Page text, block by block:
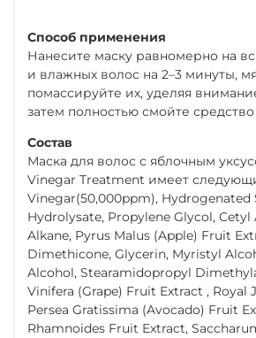
Способ применения
Нанесите маску равномерно на
и влажных волос на 2–3 минуты,
помассируйте их, уделяя
затем полностью смойте
Состав
Маска для волос с яблочным
Vinegar Treatment имеет
Vinegar(50,000ppm), Hydrogenated
Hydrolysate, Propylene Glycol, Cetyl
Alkane, Pyrus Malus (Apple) Fruit
Dimethicone, Glycerin, Myristyl
Alcohol, Stearamidopropyl
Vinifera (Grape) Fruit Extract , Royal
Persea Gratissima (Avocado) Fruit
Rhamnoides Fruit Extract,